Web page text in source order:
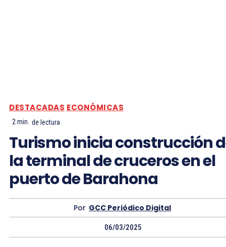
DESTACADAS ECONÓMICAS
2min. de lectura
Turismo inicia construcción
la terminal de cruceros en el
puerto de Barahona
Por GCC Periódico Digital
06/03/2025